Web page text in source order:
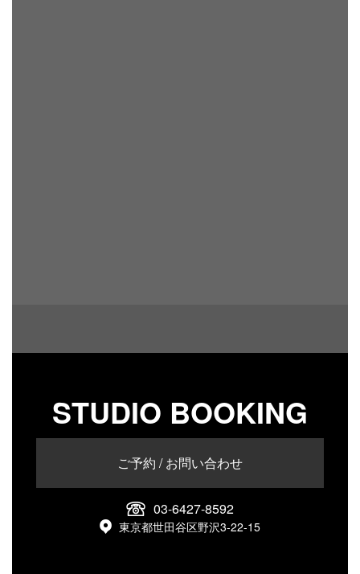
STUDIO BOOKING
ご予約 / お問い合わせ
03-6427-8592
東京都世田谷区野沢3-22-15